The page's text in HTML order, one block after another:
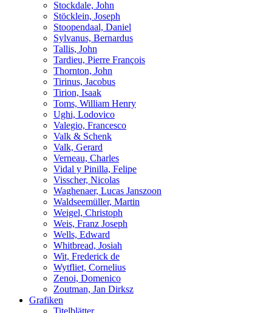
Stockdale, John
Stöcklein, Joseph
Stoopendaal, Daniel
Sylvanus, Bernardus
Tallis, John
Tardieu, Pierre François
Thornton, John
Tirinus, Jacobus
Tirion, Isaak
Toms, William Henry
Ughi, Lodovico
Valegio, Francesco
Valk & Schenk
Valk, Gerard
Verneau, Charles
Vidal y Pinilla, Felipe
Visscher, Nicolas
Waghenaer, Lucas Janszoon
Waldseemüller, Martin
Weigel, Christoph
Weis, Franz Joseph
Wells, Edward
Whitbread, Josiah
Wit, Frederick de
Wytfliet, Cornelius
Zenoi, Domenico
Zoutman, Jan Dirksz
Grafiken
Titelblätter